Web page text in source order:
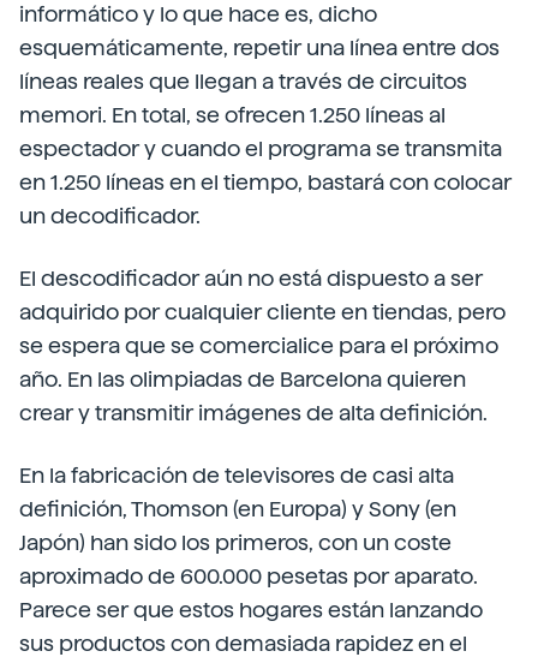
informático y lo que hace es, dicho
esquemáticamente, repetir una línea entre dos
líneas reales que llegan a través de circuitos
memori. En total, se ofrecen 1.250 líneas al
espectador y cuando el programa se transmita
en 1.250 líneas en el tiempo, bastará con colocar
un decodificador.
El descodificador aún no está dispuesto a ser
adquirido por cualquier cliente en tiendas, pero
se espera que se comercialice para el próximo
año. En las olimpiadas de Barcelona quieren
crear y transmitir imágenes de alta definición.
En la fabricación de televisores de casi alta
definición, Thomson (en Europa) y Sony (en
Japón) han sido los primeros, con un coste
aproximado de 600.000 pesetas por aparato.
Parece ser que estos hogares están lanzando
sus productos con demasiada rapidez en el